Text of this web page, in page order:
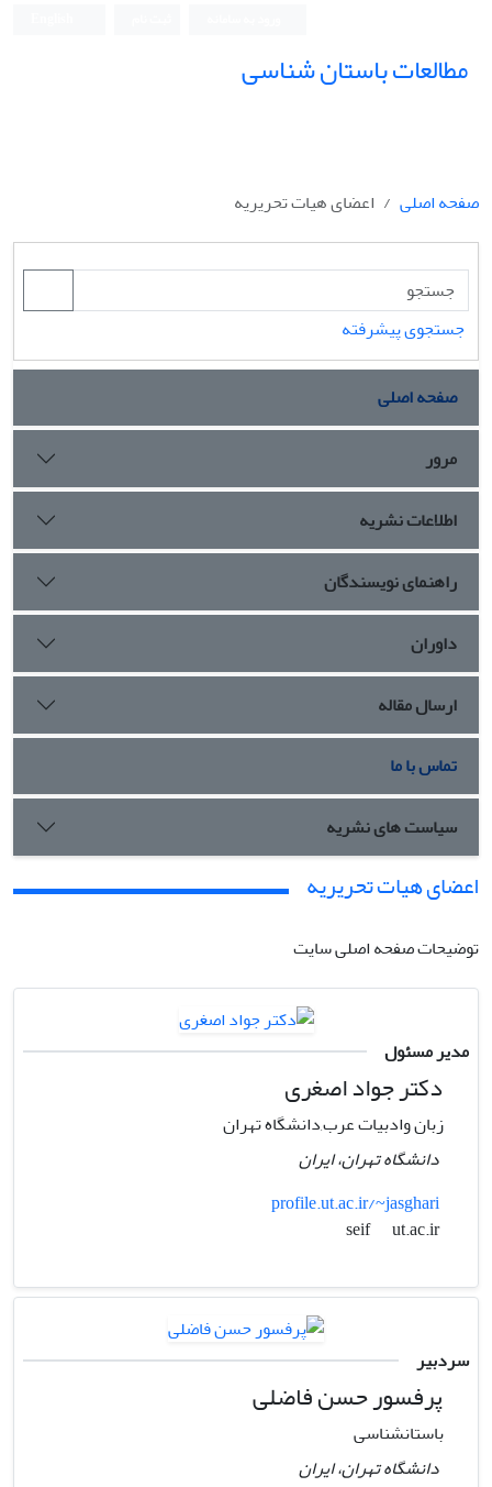
مطالعات باستان شناسی
صفحه اصلی اعضای هیات تحریریه
جستجوی پیشرفته
صفحه اصلی
مرور
اطلاعات نشریه
راهنمای نویسندگان
داوران
ارسال مقاله
تماس با ما
سیاست های نشریه
اعضای هیات تحریریه
توضیحات صفحه اصلی سایت
مدیر مسئول
دکتر جواد اصغری
زبان وادبیات عرب,دانشگاه تهران
دانشگاه تهران، ایران
profile.ut.ac.ir/~jasghari
seif
ut.ac.ir
سردبیر
پرفسور حسن فاضلی
باستانشناسی
دانشگاه تهران، ایران